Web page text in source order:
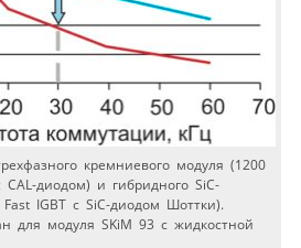
кремниевого модуля (1200
диодом) и гибридного SiC-
IGBT с SiC-диодом Шоттки).
для модуля SKiM 93 с жидкостной